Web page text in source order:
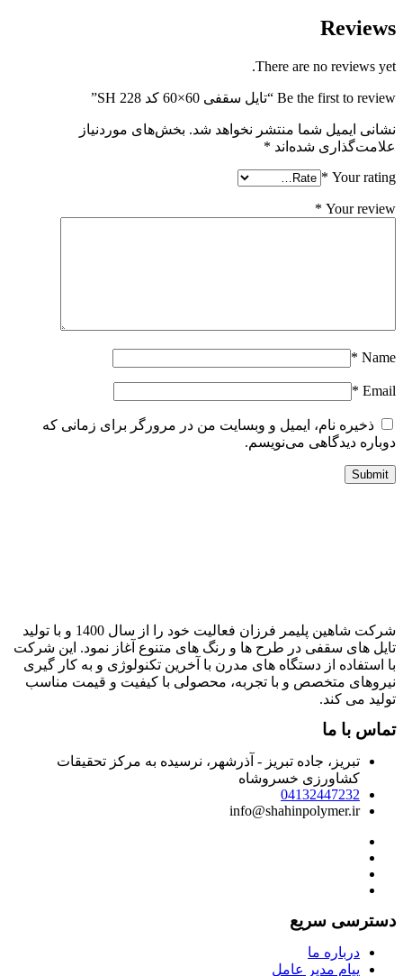
Reviews
There are no reviews yet.
Be the first to review “تایل سقفی 60×60 کد SH 228”
نشانی ایمیل شما منتشر نخواهد شد. بخش‌های موردنیاز
علامت‌گذاری شده‌اند*
Your rating
*
Your review
*
Name
*
Email
*
ذخیره نام، ایمیل و وبسایت من در مرورگر برای زمانی که
دوباره دیدگاهی می‌نویسم.
شرکت شاهین پلیمر فرزان فعالیت خود را از سال 1400 و با تولید
تایل های سقفی در طرح ها و رنگ های متنوع آغاز نمود. این شرکت
با استفاده از دستگاه های مدرن با آخرین تکنولوژی و به کار گیری
نیروهای متخصص و با تجربه، محصولی با کیفیت و قیمت مناسب
تولید می کند.
تماس با ما
تبریز، جاده تبریز - آذرشهر، نرسیده به مرکز تحقیقات
کشاورزی خسروشاه
04132447232
info@shahinpolymer.ir
دسترسی سریع
درباره ما
پیام مدیر عامل